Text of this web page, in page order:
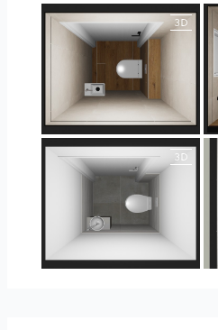
25-5018 bnr. 100